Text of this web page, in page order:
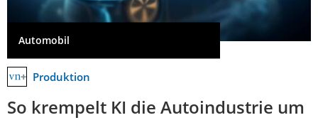
Automobil
Produktion
So krempelt KI die Autoindustrie um